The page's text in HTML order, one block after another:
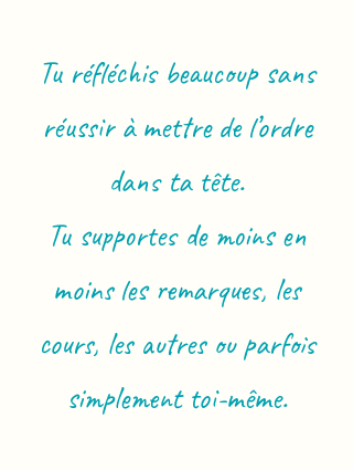
Tu réfléchis beaucoup sans
réussir à mettre de l’ordre
dans ta tête.
Tu supportes de moins en
moins les remarques, les
cours, les autres ou parfois
simplement toi-même.